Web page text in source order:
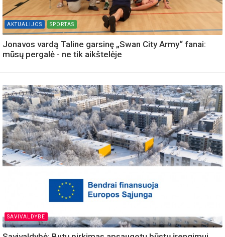
AKTUALIJOS SPORTAS
Jonavos vardą Taline garsinę „Swan City Army“ fanai:
mūsų pergalė - ne tik aikštelėje
SAVIVALDYBE